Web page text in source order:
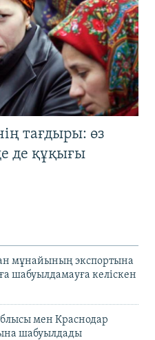
тағдыры: өз
де құқығы
мұнайының экспортына
шабуылдамауға келіскен
мен Краснодар
шабуылдады